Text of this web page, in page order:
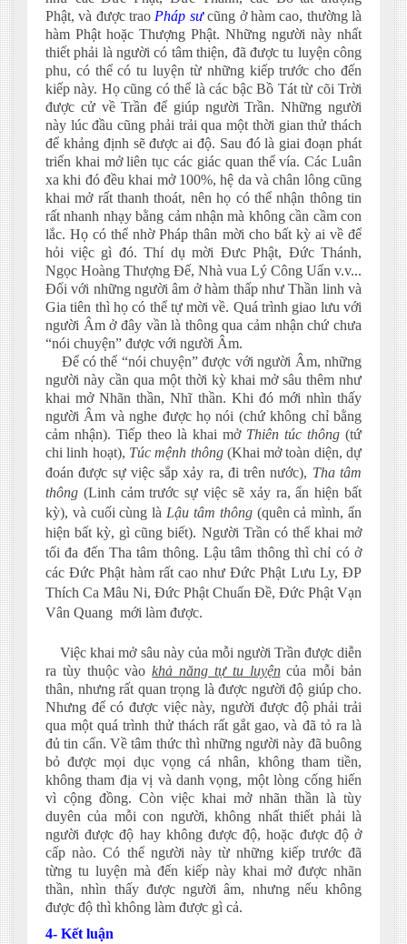
Phật, và được trao Pháp sưcũng ở hàm cao, thường là
hàm Phật hoặc Thượng Phật. Những người này nhất
thiết phải là người có tâm thiện, đã được tu luyện công
phu, có thể có tu luyện từ những kiếp trước cho đến
kiếp này. Họ cũng có thể là các bậc Bồ Tát từ cõi Trời
được cử về Trần để giúp người Trần. Những người
này lúc đầu cũng phải trải qua một thời gian thử thách
để khảng định sẽ được ai độ. Sau đó là giai đoạn phát
triển khai mở liên tục các giác quan thể vía. Các Luân
xa khi đó đều khai mở 100%, hệ da và chân lông cũng
khai mở rất thanh thoát, nên họ có thể nhận thông tin
rất nhanh nhạy bằng cảm nhận mà không cần cầm con
lắc. Họ có thể nhờ Pháp thân mời cho bất kỳ ai về để
hỏi việc gì đó. Thí dụ mời Đưc Phật, Đức Thánh,
Ngọc Hoàng Thượng Đế, Nhà vua Lý Công Uẩn v.v...
Đối với những người âm ở hàm thấp như Thần linh và
Gia tiên thì họ có thể tự mời về. Quá trình giao lưu với
người Âm ở đây vần là thông qua cảm nhận chứ chưa
“nói chuyện” được với người Âm.
Để có thể “nói chuyện” được với người Âm, những
người này cần qua một thời kỳ khai mở sâu thêm như
khai mở Nhãn thần, Nhĩ thần. Khi đó mới nhìn thấy
người Âm và nghe được họ nói (chứ không chỉ bằng
cảm nhận). Tiếp theo là khai mở Thiên túc thông (tứ
chi linh hoạt), Túc mệnh thông(Khai mở toàn diện, dự
đoán được sự việc sắp xảy ra, đi trên nước), Tha tâm
thông (Linh cảm trước sự việc sẽ xảy ra, ẩn hiện bất
kỳ), và cuối cùng là Lậu tâm thông(quên cả mình, ẩn
hiện bất kỳ, gì cũng biết). Người Trần có thể khai mở
tối đa đến Tha tâm thông. Lậu tâm thông thì chỉ có ở
các Đức Phật hàm rất cao như Đức Phật Lưu Ly, ĐP
Thích Ca Mâu Ni, Đức Phật Chuẩn Đề, Đức Phật Vạn
Vân Quang mới làm được.
Việc khai mở sâu này của mỗi người Trần được diễn
ra tùy thuộc vàokhả năng tự tu luyệncủa mỗi bản
thân, nhưng rất quan trọng là được người độ giúp cho.
Nhưng để có được việc này, người được độ phải trải
qua một quá trình thử thách rất gắt gao, và đã tỏ ra là
đủ tin cẩn. Về tâm thức thì những người này đã buông
bỏ được mọi dục vọng cá nhân, không tham tiền,
không tham địa vị và danh vọng, một lòng cống hiến
vì cộng đồng. Còn việc khai mở nhãn thần là tùy
duyên của mỗi con người, không nhất thiết phải là
người được độ hay không được độ, hoặc được độ ở
cấp nào. Có thể người này từ những kiếp trước đã
từng tu luyện mà đến kiếp này khai mở được nhãn
thần, nhìn thấy được người âm, nhưng nếu không
được độ thì không làm được gì cả.
4- Kết luận